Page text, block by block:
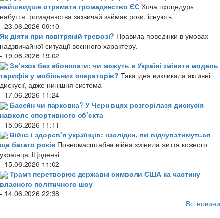
найшвидше отримати громадянство ЄС Хоча процедура
набуття громадянства зазвичай займає роки, існують
- 23.06.2026 09:10
Як діяти при повітряній тревозі? Правила поведінки в умовах
надзвичайної ситуації воєнного характеру.
- 19.06.2026 19:02
Зв’язок без абонплати: чи можуть в Україні змінити модель
тарифів у мобільних операторів? Така ідея викликала активні
дискусії, адже нинішня система
- 17.06.2026 11:24
Басейн чи парковка? У Чернівцях розгорілася дискусія
навколо спортивного об’єкта
- 15.06.2026 11:11
Війна і здоров’я українців: наслідки, які відчуватимуться
ще багато років Повномасштабна війна змінила життя кожного
українця. Щоденні
- 15.06.2026 11:02
Трамп перетворює державні символи США на частину
власного політичного шоу
- 14.06.2026 22:38
Всі новини